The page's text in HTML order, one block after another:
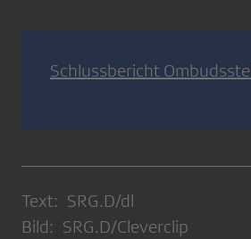
Schlussbericht
Text: SRG.D/dl
Bild: SRG.D/Cleverclip